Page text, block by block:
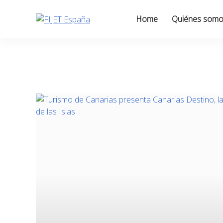
Home Quiénes